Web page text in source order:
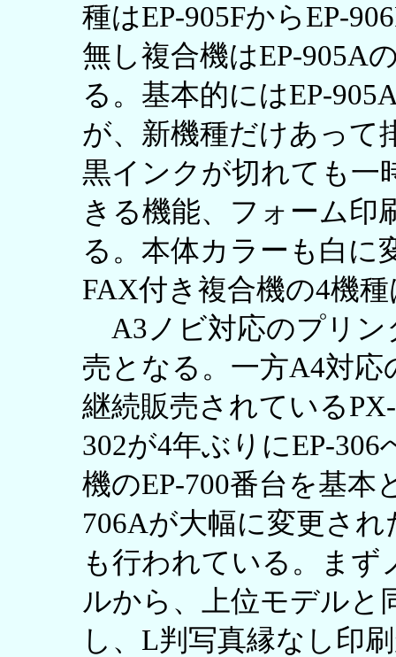
種はEP-905FからEP-
無し複合機はEP-905A
る。基本的にはEP-
が、新機種だけあって
黒インクが切れても一
きる機能、フォーム印
る。本体カラーも白に
FAX付き複合機の4機
A3ノビ対応のプリン
売となる。一方A4対
継続販売されている
302が4年ぶりにEP-
機のEP-700番台を基本
706Aが大幅に変更さ
も行われている。まず
ルから、上位モデルと
し、L判写真縁なし印